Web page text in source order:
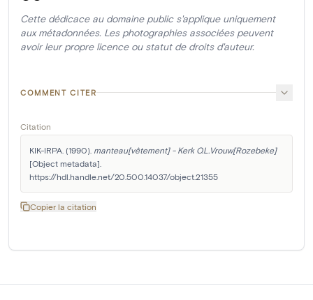
Cette dédicace au domaine public s'applique uniquement
aux métadonnées. Les photographies associées peuvent
avoir leur propre licence ou statut de droits d'auteur.
COMMENT CITER
Citation
KIK-IRPA. (1990). manteau[vêtement] - Kerk O.L.Vrouw[Rozebeke]
[Object metadata].
https://hdl.handle.net/20.500.14037/object.21355
Copier la citation